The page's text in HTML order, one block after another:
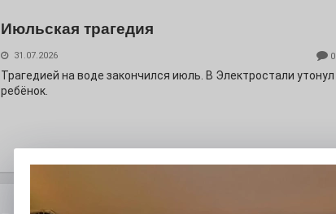
Июльская трагедия
31.07.2026 0
Трагедией на воде закончился июль. В Электростали утонул
ребёнок.